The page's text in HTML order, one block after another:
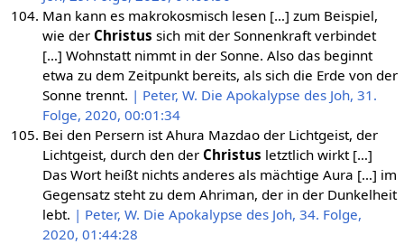
Man kann es makrokosmisch lesen […] zum Beispiel,
wie der Christus sich mit der Sonnenkraft verbindet
[…] Wohnstatt nimmt in der Sonne. Also das beginnt
etwa zu dem Zeitpunkt bereits, als sich die Erde von der
Sonne trennt. | Peter, W. Die Apokalypse des Joh, 31.
Folge, 2020, 00:01:34
Bei den Persern ist Ahura Mazdao der Lichtgeist, der
Lichtgeist, durch den der Christus letztlich wirkt […]
Das Wort heißt nichts anderes als mächtige Aura […] im
Gegensatz steht zu dem Ahriman, der in der Dunkelheit
lebt. | Peter, W. Die Apokalypse des Joh, 34. Folge,
2020, 01:44:28